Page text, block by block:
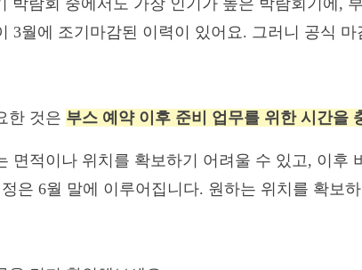
3월에 조기마감된 이력이 있어요. 그러니 공식
한 것은 부스 예약 이후 준비 업무를 위한 시간을
면적이나 위치를 확보하기 어려울 수 있고, 이후
은 6월 말에 이루어집니다. 원하는 위치를 확보